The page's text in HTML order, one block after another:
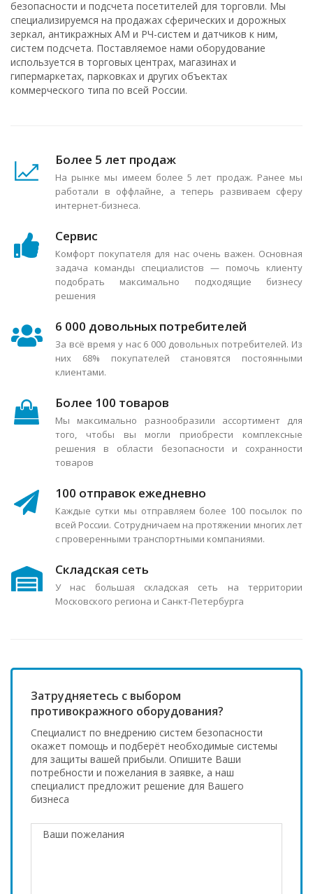
безопасности и подсчета посетителей для торговли. Мы
специализируемся на продажах сферических и дорожных
зеркал, антикражных АМ и РЧ-систем и датчиков к ним,
систем подсчета. Поставляемое нами оборудование
используется в торговых центрах, магазинах и
гипермаркетах, парковках и других объектах
коммерческого типа по всей России.
Более 5 лет продаж
На рынке мы имеем более 5 лет продаж. Ранее мы
работали в оффлайне, а теперь развиваем сферу
интернет-бизнеса.
Сервис
Комфорт покупателя для нас очень важен. Основная
задача команды специалистов — помочь клиенту
подобрать максимально подходящие бизнесу
решения
6 000 довольных потребителей
За всё время у нас 6 000 довольных потребителей. Из
них 68% покупателей становятся постоянными
клиентами.
Более 100 товаров
Мы максимально разнообразили ассортимент для
того, чтобы вы могли приобрести комплексные
решения в области безопасности и сохранности
товаров
100 отправок ежедневно
Каждые сутки мы отправляем более 100 посылок по
всей России. Сотрудничаем на протяжении многих лет
с проверенными транспортными компаниями.
Складская сеть
У нас большая складская сеть на территории
Московского региона и Санкт-Петербурга
Затрудняетесь с выбором
противокражного оборудования?
Специалист по внедрению систем безопасности
окажет помощь и подберёт необходимые системы
для защиты вашей прибыли. Опишите Ваши
потребности и пожелания в заявке, а наш
специалист предложит решение для Вашего
бизнеса